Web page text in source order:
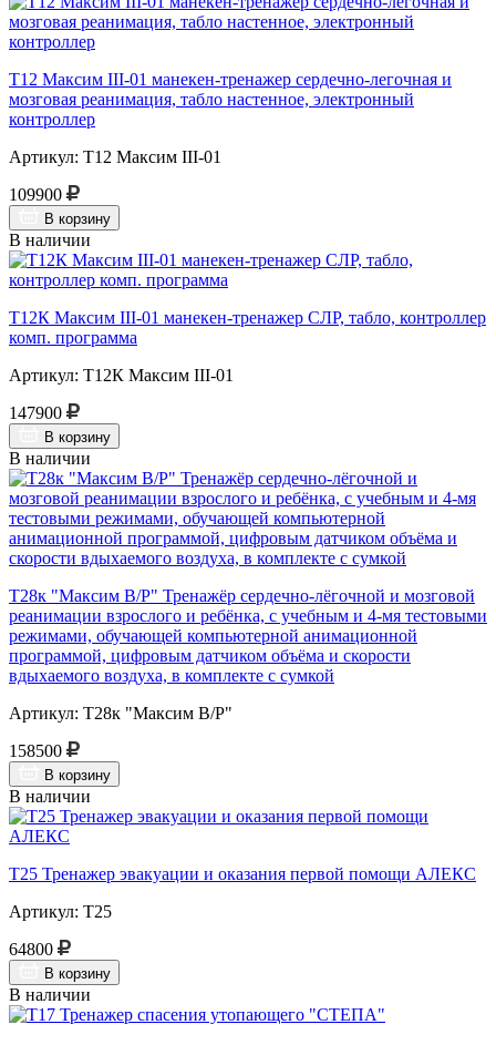
Т12 Максим III-01 манекен-тренажер сердечно-легочная и
мозговая реанимация, табло настенное, электронный
контроллер
Артикул: Т12 Максим III-01
109900
В корзину
В наличии
Т12К Максим III-01 манекен-тренажер СЛР, табло, контроллер
комп. программа
Артикул: Т12К Максим III-01
147900
В корзину
В наличии
Т28к "Максим В/Р" Тренажёр сердечно-лёгочной и мозговой
реанимации взрослого и ребёнка, с учебным и 4-мя тестовыми
режимами, обучающей компьютерной анимационной
программой, цифровым датчиком объёма и скорости
вдыхаемого воздуха, в комплекте с сумкой
Артикул: Т28к "Максим В/Р"
158500
В корзину
В наличии
Т25 Тренажер эвакуации и оказания первой помощи АЛЕКС
Артикул: Т25
64800
В корзину
В наличии